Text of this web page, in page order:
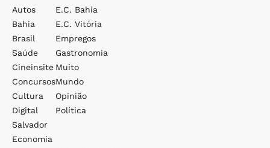
Autos
Bahia
Brasil
Saúde
Cineinsite
Concursos
Cultura
Digital
Salvador
Economia
E.c. Bahia
E.c. Vitória
Empregos
Gastronomia
Muito
Mundo
Opinião
Política